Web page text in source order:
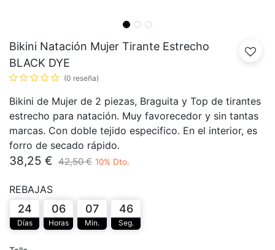
Bikini Natación Mujer Tirante Estrecho
BLACK DYE
(0 reseña)
Bikini de Mujer de 2 piezas, Braguita y Top de tirantes
estrecho para natación. Muy favorecedor y sin tantas
marcas. Con doble tejido especifico. En el interior, es
forro de secado rápido.
38,25 € 42,50€ 10% Dto.
REBAJAS
24
Días
06
Horas
07
Min.
46
Seg.